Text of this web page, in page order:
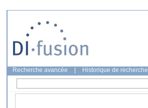
Recherche avancée Historique de recherche